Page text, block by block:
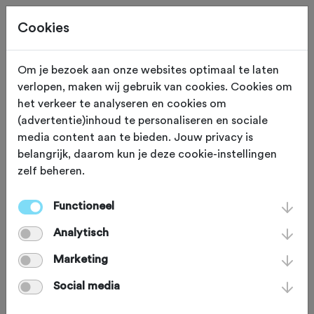
Zuidlaren Drenthe
F.T.C. Dobberieders
Fiets mee met de leukste
Cookies
Om je bezoek aan onze websites optimaal te laten
verlopen, maken wij gebruik van cookies. Cookies om
het verkeer te analyseren en cookies om
(advertentie)inhoud te personaliseren en sociale
media content aan te bieden. Jouw privacy is
belangrijk, daarom kun je deze cookie-instellingen
zelf beheren.
Functioneel
Analytisch
Marketing
Social media